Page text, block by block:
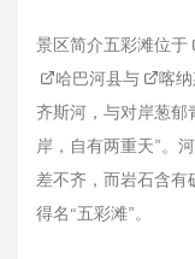
景区简介五彩滩位于
哈巴河县与 喀
齐斯河 ，与对岸葱
岸，自有两重天”。
差不齐，而岩石含
得名“五彩滩”。